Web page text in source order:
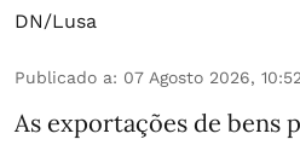
DN/Lusa
Publicado a: 07 Agosto 2026, 10:52
As exportações de bens